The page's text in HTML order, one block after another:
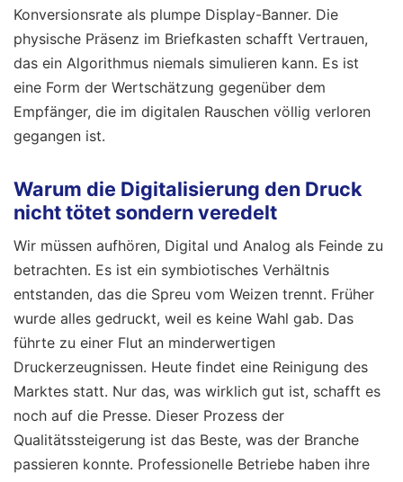
Konversionsrate als plumpe Display-Banner. Die
physische Präsenz im Briefkasten schafft Vertrauen,
das ein Algorithmus niemals simulieren kann. Es ist
eine Form der Wertschätzung gegenüber dem
Empfänger, die im digitalen Rauschen völlig verloren
gegangen ist.
Warum die Digitalisierung den Druck
nicht tötet sondern veredelt
Wir müssen aufhören, Digital und Analog als Feinde zu
betrachten. Es ist ein symbiotisches Verhältnis
entstanden, das die Spreu vom Weizen trennt. Früher
wurde alles gedruckt, weil es keine Wahl gab. Das
führte zu einer Flut an minderwertigen
Druckerzeugnissen. Heute findet eine Reinigung des
Marktes statt. Nur das, was wirklich gut ist, schafft es
noch auf die Presse. Dieser Prozess der
Qualitätssteigerung ist das Beste, was der Branche
passieren konnte. Professionelle Betriebe haben ihre